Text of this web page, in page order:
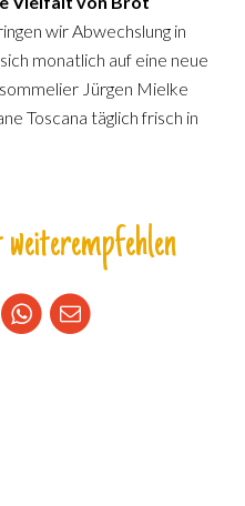
wir Abwechslung in
monatlich auf eine neue
Jürgen Mielke
Toscana täglich frisch in